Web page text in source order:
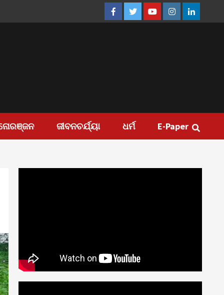
FacebookTwitterYoutubeInstagramLinkedin
ଜୀବନଚର୍ଯ୍ୟା ଧର୍ମ E-Paper